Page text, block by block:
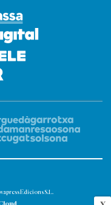
Edicions S.L.